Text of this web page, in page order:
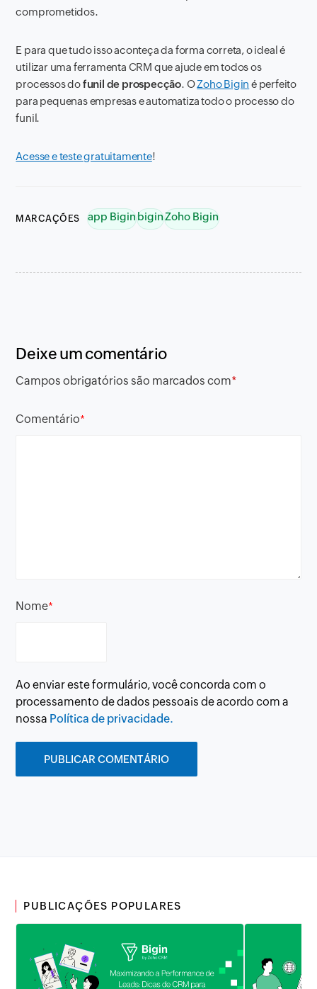
comprometidos.
E para que tudo isso aconteça da forma correta, o ideal é
utilizar uma ferramenta CRM que ajude em todos os
processos dofunil de prospecção. OZoho Bigin é perfeito
para pequenas empresas e automatiza todo o processo do
funil.
Acesse e teste gratuitamente!
MARCAÇÕES app BiginbiginZoho Bigin
Deixe um comentário
Campos obrigatórios são marcados com*
Comentário*
Nome*
Ao enviar este formulário, você concorda com o
processamento de dados pessoais de acordo com a
nossa Política de privacidade.
PUBLICAÇÕES POPULARES